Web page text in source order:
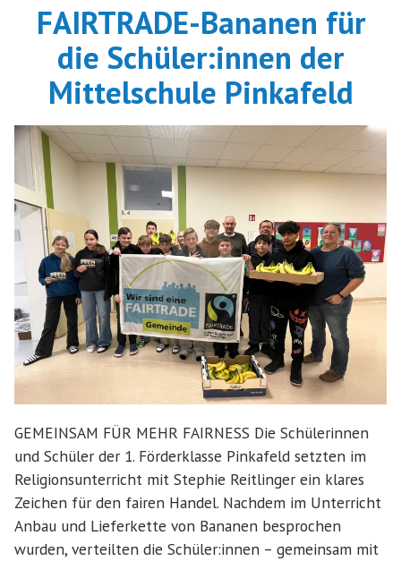
FAIRTRADE-Bananen für
die Schüler:innen der
Mittelschule Pinkafeld
GEMEINSAM FÜR MEHR FAIRNESS Die Schülerinnen
und Schüler der 1. Förderklasse Pinkafeld setzten im
Religionsunterricht mit Stephie Reitlinger ein klares
Zeichen für den fairen Handel. Nachdem im Unterricht
Anbau und Lieferkette von Bananen besprochen
wurden, verteilten die Schüler:innen – gemeinsam mit